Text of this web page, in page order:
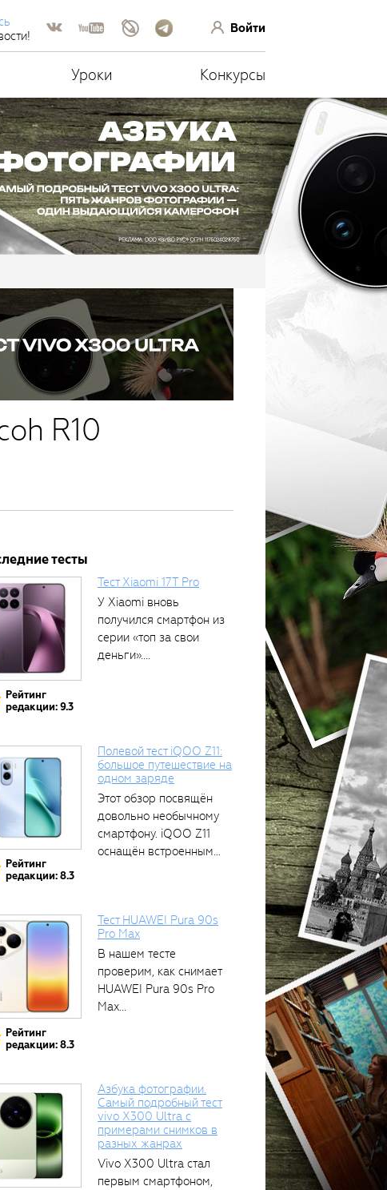
Войти
Уроки Конкурсы
R10
тесты
Рейтинг
редакции: 9.3
Тест Xiaomi 17T Pro
У Xiaomi вновь
получился смартфон из
серии «топ за свои
деньги»....
Рейтинг
редакции: 8.3
Полевой тест iQOO Z11:
большое путешествие на
одном заряде
Этот обзор посвящён
довольно необычному
смартфону. iQOO Z11
оснащён встроенным
Рейтинг
редакции: 8.3
Тест HUAWEI Pura 90s
Pro Max
В нашем тесте
проверим, как снимает
HUAWEI Pura 90s Pro
Max...
Азбука фотографии.
Самый подробный тест
vivo X300 Ultra с
примерами снимков в
разных жанрах
Vivo X300 Ultra стал
первым смартфоном,